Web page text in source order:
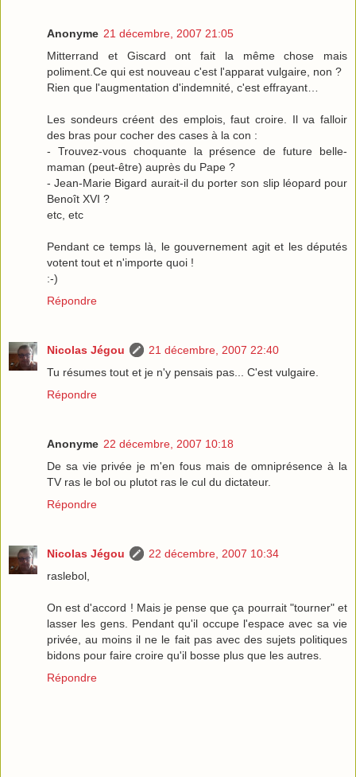
Anonyme 21 décembre, 2007 21:05
Mitterrand et Giscard ont fait la même chose mais
poliment.Ce qui est nouveau c'est l'apparat vulgaire, non ?
Rien que l'augmentation d'indemnité, c'est effrayant…
Les sondeurs créent des emplois, faut croire. Il va falloir
des bras pour cocher des cases à la con :
- Trouvez-vous choquante la présence de future belle-
maman (peut-être) auprès du Pape ?
- Jean-Marie Bigard aurait-il du porter son slip léopard pour
Benoît XVI ?
etc, etc
Pendant ce temps là, le gouvernement agit et les députés
votent tout et n'importe quoi !
:-)
Répondre
Nicolas Jégou
21 décembre, 2007 22:40
Tu résumes tout et je n'y pensais pas... C'est vulgaire.
Répondre
Anonyme 22 décembre, 2007 10:18
De sa vie privée je m'en fous mais de omniprésence à la
TV ras le bol ou plutot ras le cul du dictateur.
Répondre
Nicolas Jégou
22 décembre, 2007 10:34
raslebol,
On est d'accord ! Mais je pense que ça pourrait "tourner" et
lasser les gens. Pendant qu'il occupe l'espace avec sa vie
privée, au moins il ne le fait pas avec des sujets politiques
bidons pour faire croire qu'il bosse plus que les autres.
Répondre